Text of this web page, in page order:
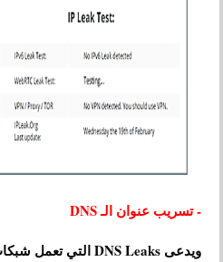
- تسريب عنوان الـ DNS